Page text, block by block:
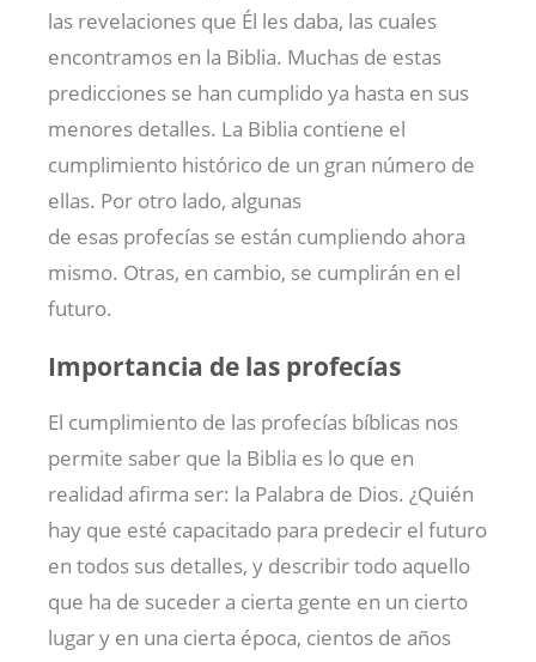
las revelaciones que Él les daba, las cuales
encontramos en la Biblia. Muchas de estas
predicciones se han cumplido ya hasta en sus
menores detalles. La Biblia contiene el
cumplimiento histórico de un gran número de
ellas. Por otro lado, algunas
de esas profecías se están cumpliendo ahora
mismo. Otras, en cambio, se cumplirán en el
futuro.
Importancia de las profecías
El cumplimiento de las profecías bíblicas nos
permite saber que la Biblia es lo que en
realidad afirma ser: la Palabra de Dios. ¿Quién
hay que esté capacitado para predecir el futuro
en todos sus detalles, y describir todo aquello
que ha de suceder a cierta gente en un cierto
lugar y en una cierta época, cientos de años